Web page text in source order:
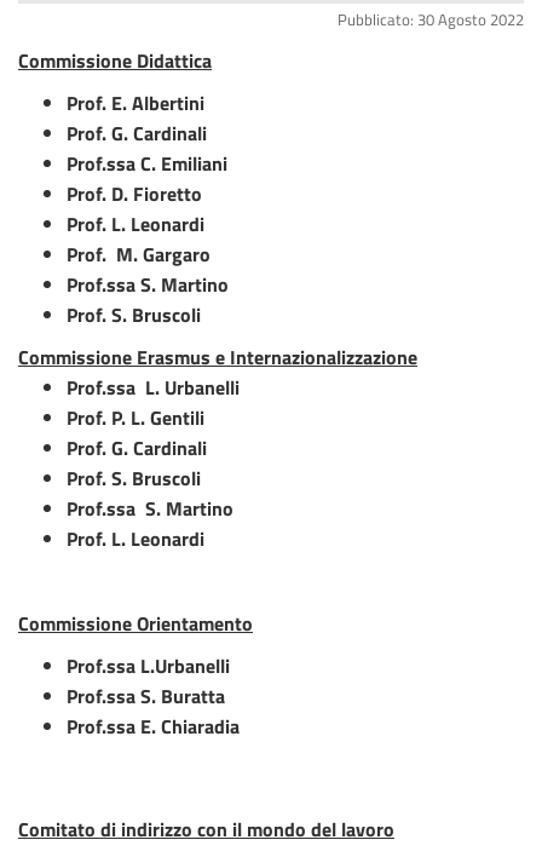
Pubblicato: 30 Agosto 2022
Commissione Didattica
Prof. E. Albertini
Prof. G. Cardinali
Prof.ssa C. Emiliani
Prof. D. Fioretto
Prof. L. Leonardi
Prof. M. Gargaro
Prof.ssaS. Martino
Prof. S. Bruscoli
Commissione Erasmus e Internazionalizzazione
Prof.ssa L. Urbanelli
Prof. P. L. Gentili
Prof. G. Cardinali
Prof. S. Bruscoli
Prof.ssa S. Martino
Prof. L. Leonardi
Commissione Orientamento
Prof.ssa L.Urbanelli
Prof.ssa S. Buratta
Prof.ssa E. Chiaradia
Comitato di indirizzo con il mondo del lavoro